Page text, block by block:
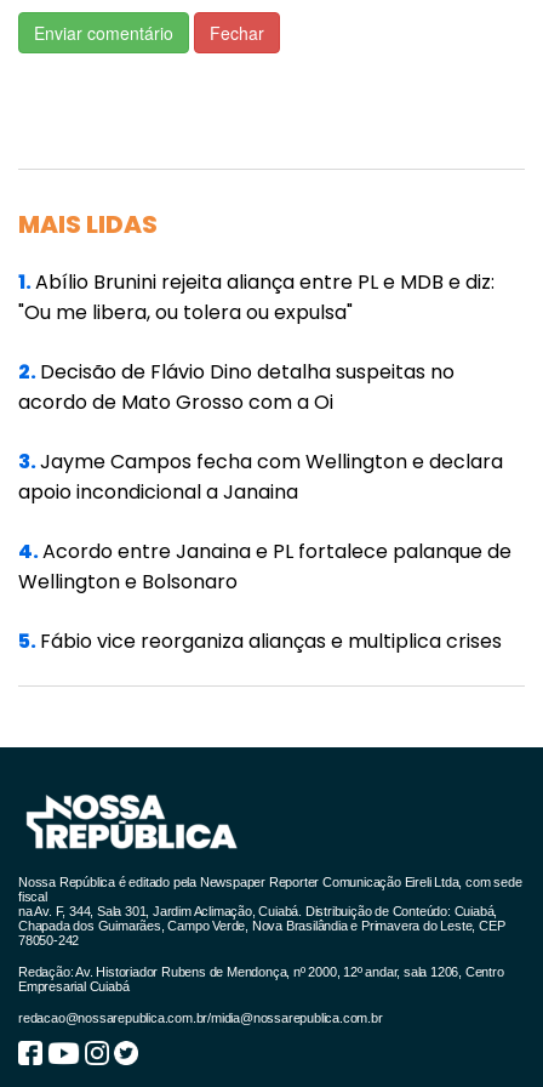
"Aos amigos tucanos, meu muito obrigado
por cada caminhada, cada mão estendida e
Para os novos integrantes do PP, Leitão
filiação ocorre em um contexto de
reacomodações partidárias em Mato Grosso,
A nota enfatiza que a política é uma missão
não projeto pessoal, e sim coletivo. E essa
Ele destacou crença no diálogo, na
próximas gerações. A mensagem termina
com um pedido de bênção: "Deus nos
representou o agronegócio mato-grossense
por meio da Frente Parlamentar da
Agropecuária. Sua liderança na entidade
ocorreu entre 2019 e 2022.
Como membro do Instituto Pensar Agro, da
Confederação Nacional da Agricultura, ele
contribuiu para debates sobre políticas
Enviar comentário Fechar
MAIS LIDAS
1.Abílio Brunini rejeita aliança entre PL e MDB e diz:
"Ou me libera, ou tolera ou expulsa"
2.Decisão de Flávio Dino detalha suspeitas no
acordo de Mato Grosso com a Oi
3.Jayme Campos fecha com Wellington e declara
apoio incondicional a Janaina
4.Acordo entre Janaina e PL fortalece palanque de
Wellington e Bolsonaro
5.Fábio vice reorganiza alianças e multiplica crises
Nossa República é editado pela Newspaper Reporter Comunicação Eireli Ltda, com sede
fiscal
na Av. F, 344, Sala 301, Jardim Aclimação, Cuiabá. Distribuição de Conteúdo: Cuiabá,
Chapada dos Guimarães, Campo Verde, Nova Brasilândia e Primavera do Leste, CEP
78050-242
Redação: Av. Historiador Rubens de Mendonça, nº 2000, 12º andar, sala 1206, Centro
Empresarial Cuiabá
redacao@nossarepublica.com.br/midia@nossarepublica.com.br